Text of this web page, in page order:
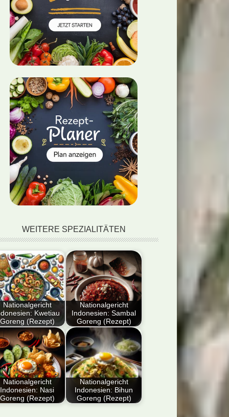
WEITERE SPEZIALITÄTEN
Nationalgericht
Kwetiau
Goreng (Rezept)
Sie das
Kwetiau
(Rezept)!
Nationalgericht
Indonesien: Sambal
Goreng (Rezept)
Entdecken Sie das
Nationalgericht
Indonesien: Sambal
Goreng (Rezept).
Dieses köstliche…
Nationalgericht
Indonesien: Nasi
Goreng (Rezept)
Nationalgericht
Indonesien: Bihun
Goreng (Rezept)